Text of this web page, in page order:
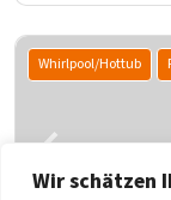
Wir schätzen
Whirlpool/Hottub